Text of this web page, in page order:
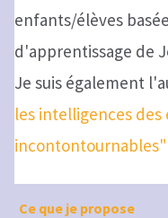
enfants/élèves
d'apprentissage de
Je suis également
les intelligences des
incontontournables"
Ce que je propose